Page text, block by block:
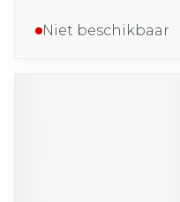
Niet beschikbaar